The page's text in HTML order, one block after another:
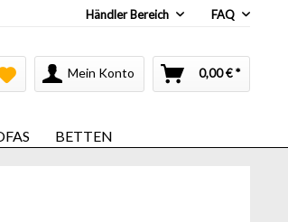
Händler Bereich FAQ
Mein Konto 0,00 € *
BETTEN